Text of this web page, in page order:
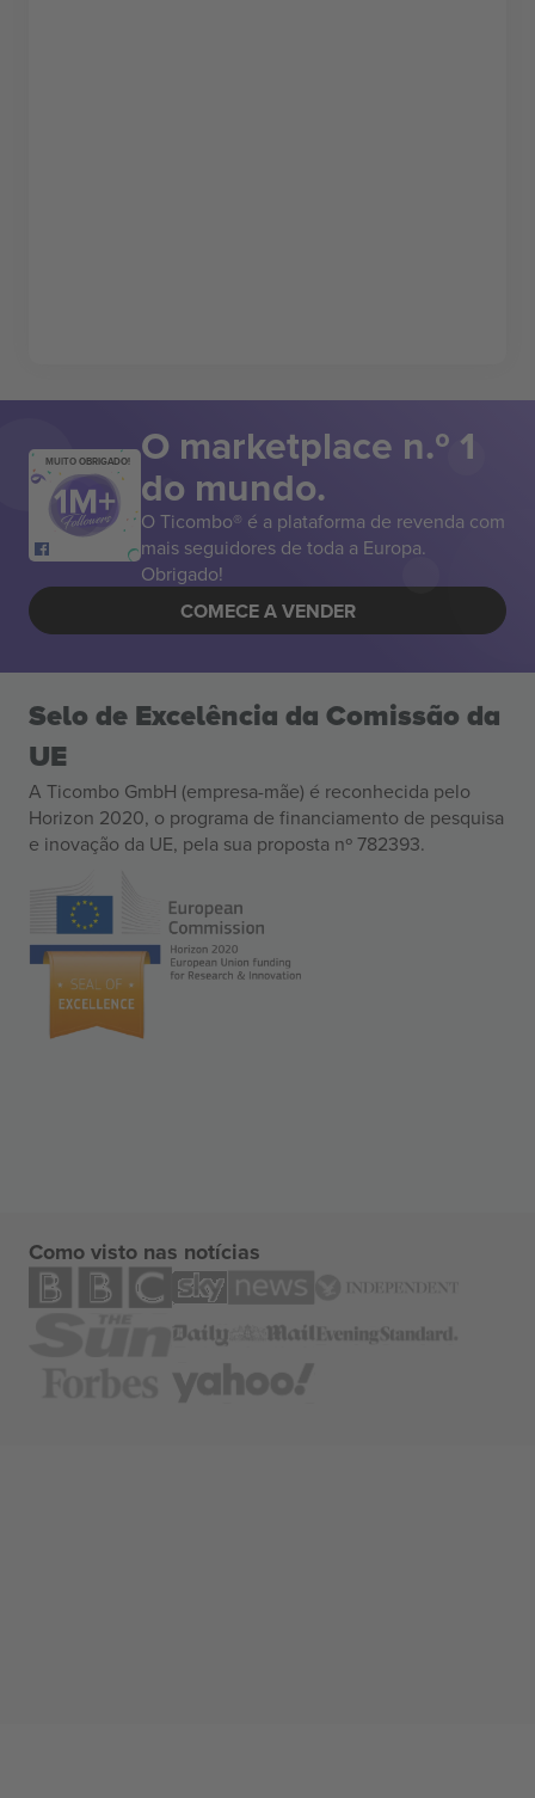
MUITO OBRIGADO! O marketplace n.º 1
do mundo.
O Ticombo® é a plataforma de revenda com
mais seguidores de toda a Europa.
Obrigado!
COMECE A VENDER
Selo de Excelência da Comissão da
UE
A Ticombo GmbH (empresa-mãe) é reconhecida pelo
Horizon 2020, o programa de financiamento de pesquisa
e inovação da UE, pela sua proposta nº 782393.
Como visto nas notícias